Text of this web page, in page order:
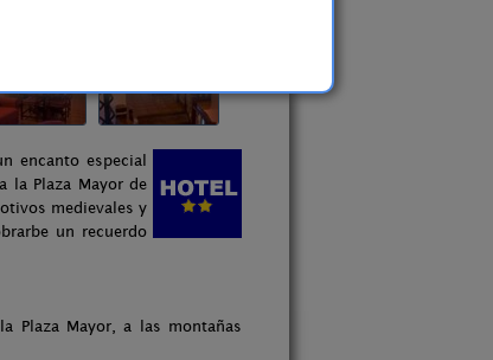
encanto especial
la Plaza Mayor de
medievales y
un recuerdo
Plaza Mayor, a las montañas